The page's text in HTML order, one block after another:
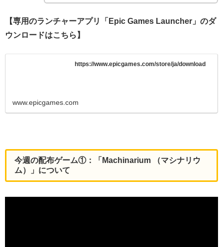
【専用のランチャーアプリ「Epic Games Launcher」のダ
ウンロードはこちら】
https://www.epicgames.com/store/ja/download
www.epicgames.com
今週の配布ゲーム①：「Machinarium （マシナリウ
ム）」について